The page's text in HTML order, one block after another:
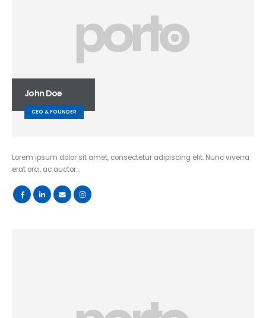
John Doe
CEO & FOUNDER
Lorem ipsum dolor sit amet, consectetur adipiscing elit. Nunc viverra
erat orci, ac auctor…